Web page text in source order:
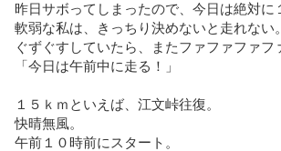
昨日サボってしまったので、今日は絶対に
軟弱な私は、きっちり決めないと走れない
ぐずぐすしていたら、またファファファフ
「今日は午前中に走る！」
１５ｋｍといえば、江文峠往復。
快晴無風。
午前１０時前にスタート。